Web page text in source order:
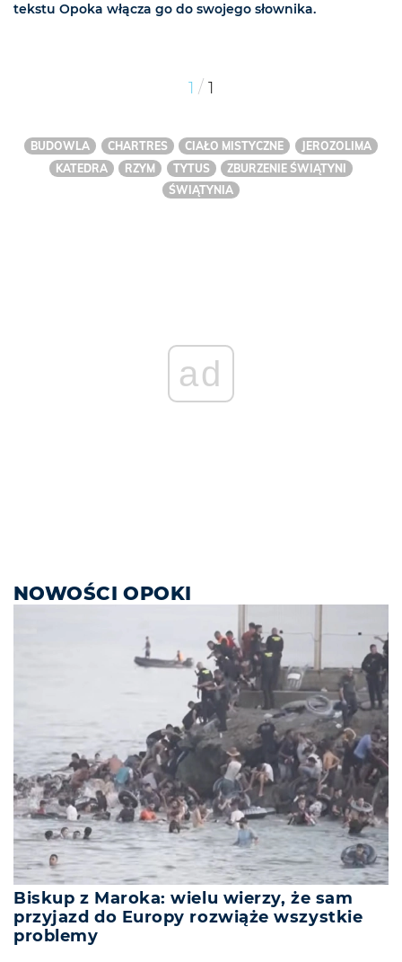
tekstu Opoka włącza go do swojego słownika.
1 / 1
BUDOWLA CHARTRES CIAŁO MISTYCZNE
JEROZOLIMA
KATEDRA
RZYM TYTUS
ZBURZENIE ŚWIĄTYNI
ŚWIĄTYNIA
ad
NOWOŚCI OPOKI
Biskup z Maroka: wielu wierzy, że sam
przyjazd do Europy rozwiąże wszystkie
problemy